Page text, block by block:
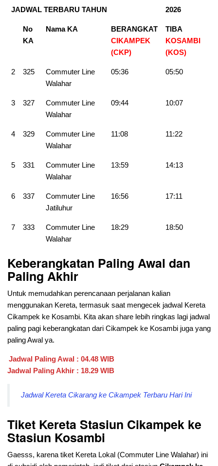
JADWAL TERBARU TAHUN 2026
No
KA
Nama KA
BERANGKAT
CIKAMPEK
(CKP)
TIBA
KOSAMBI
(KOS)
2 325
Commuter Line
Walahar
05:36 05:50
3 327
Commuter Line
Walahar
09:44 10:07
4 329
Commuter Line
Walahar
11:08 11:22
5 331
Commuter Line
Walahar
13:59 14:13
6 337
Commuter Line
Jatiluhur
16:56 17:11
7 333
Commuter Line
Walahar
18:29 18:50
Keberangkatan Paling Awal dan
Paling Akhir
Untuk memudahkan perencanaan perjalanan kalian
menggunakan Kereta, termasuk saat mengecek jadwal Kereta
Cikampek ke Kosambi. Kita akan share lebih ringkas lagi jadwal
paling pagi keberangkatan dari Cikampek ke Kosambi juga yang
paling Awal ya.
Jadwal Paling Awal : 04.48 WIB
Jadwal Paling Akhir : 18.29 WIB
Jadwal Kereta Cikarang ke Cikampek Terbaru Hari Ini
Tiket Kereta Stasiun Cikampek ke
Stasiun Kosambi
Gaesss, karena tiket Kereta Lokal (Commuter Line Walahar) ini